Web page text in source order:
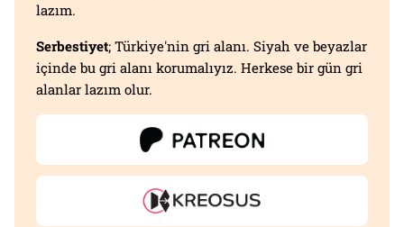
lazım.
Serbestiyet; Türkiye'nin gri alanı. Siyah ve beyazlar
içinde bu gri alanı korumalıyız. Herkese bir gün gri
alanlar lazım olur.